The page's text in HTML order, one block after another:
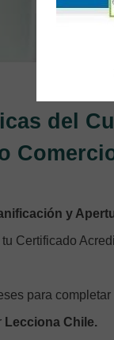
del
y
Certificado
para completar
Lecciona Chile.